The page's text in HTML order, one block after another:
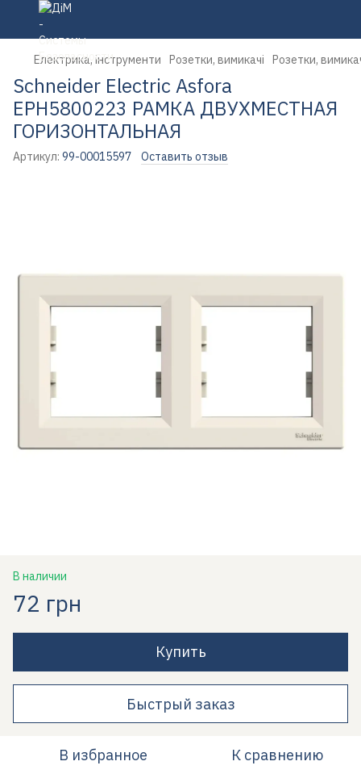
Електрика, інструменти Розетки, вимикачі Розетки,
Schneider Electric Asfora
EPH5800223 РАМКА ДВУХМЕСТНАЯ
ГОРИЗОНТАЛЬНАЯ
Артикул: 99-00015597 Оставить отзыв
В наличии
72 грн
Купить
Быстрый заказ
В избранное К сравнению